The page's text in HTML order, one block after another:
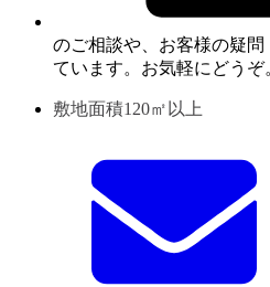
のご相談や、お客様の疑
ています。お気軽にどうぞ
敷地面積120㎡以上